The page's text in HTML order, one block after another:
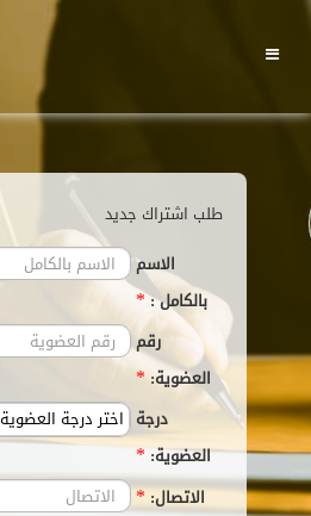
طلب اشتراك جديد
الاسم
بالكامل :*
رقم
العضوية:*
درجة
العضوية:*
اختر درجة العضوية
الاتصال: *